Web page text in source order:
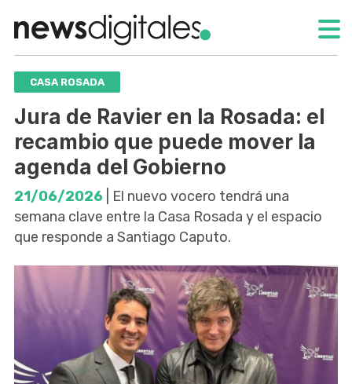
CASA ROSADA
Jura de Ravier en la Rosada: el
recambio que puede mover la
agenda del Gobierno
21/06/2026 | El nuevo vocero tendrá una
semana clave entre la Casa Rosada y el espacio
que responde a Santiago Caputo.